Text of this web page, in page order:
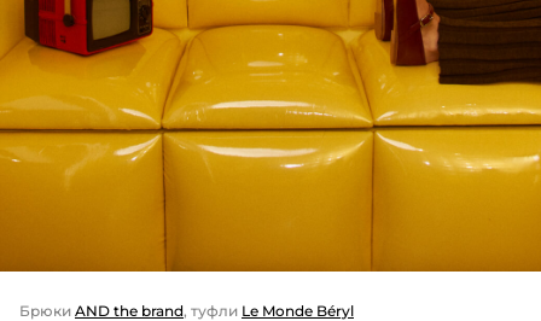
Брюки AND the brand, туфли Le Monde Béryl